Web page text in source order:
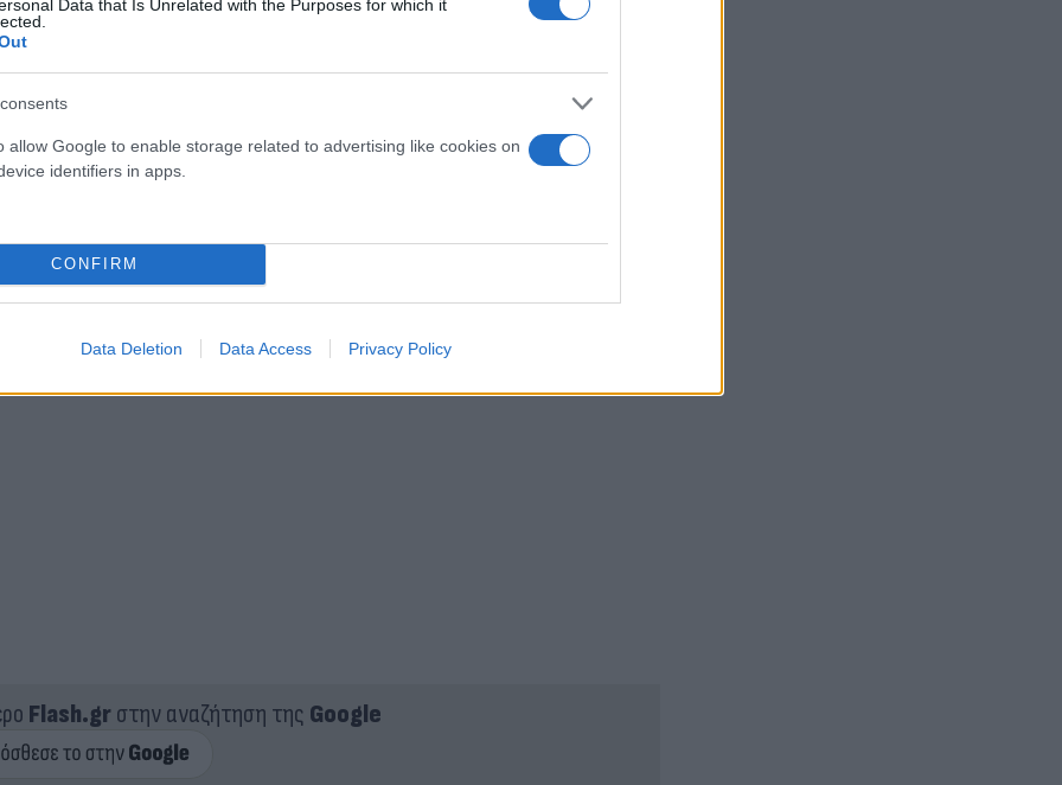
Data that Is Unrelated with the Purposes for which it
allow Google to enable storage related to advertising like cookies on
identifiers in apps.
CONFIRM
Data Deletion Data Access Privacy Policy
και τις διαδικασίες του Κινούμαι
συνδυάσει την Eπιδότηση Volvo με την επιδότηση του
μπορούν να αποκτήσουν το Volvo EX30 από μόλις €34.172.
Flash.grστην αναζήτηση της Google